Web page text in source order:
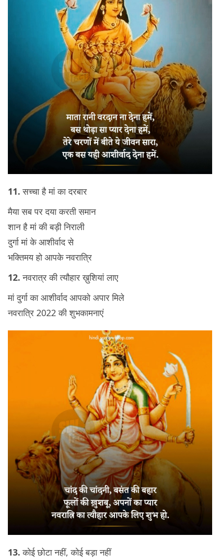
11.सच्चा है मां का दरबार
मैया सब पर दया करती समान
शान है मां की बड़ी निराली
दुर्गा मां के आशीर्वाद से
भक्तिमय हो आपके नवरात्रि
12.नवरात्र की त्यौहार ख़ुशियां लाए
मां दुर्गा का आशीर्वाद आपको अपार मिले
नवरात्रि 2022 की शुभकामनाएं
13.कोई छोटा नहीं, कोई बड़ा नहीं